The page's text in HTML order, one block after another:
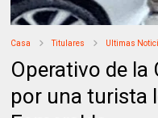
Casa Titulares Ultimas
Operativo de la
por una turista